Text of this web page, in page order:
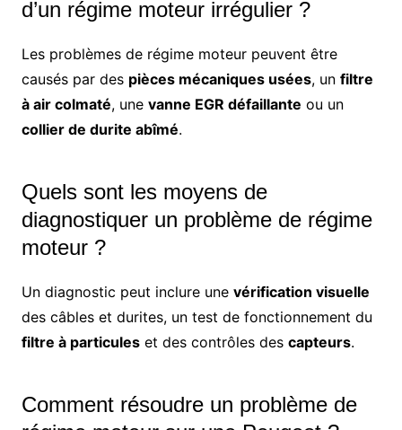
d’un régime moteur irrégulier ?
Les problèmes de régime moteur peuvent être
causés par des pièces mécaniques usées, un filtre
à air colmaté, une vanne EGR défaillante ou un
collier de durite abîmé.
Quels sont les moyens de
diagnostiquer un problème de régime
moteur ?
Un diagnostic peut inclure une vérification visuelle
des câbles et durites, un test de fonctionnement du
filtre à particuleset des contrôles des capteurs.
Comment résoudre un problème de